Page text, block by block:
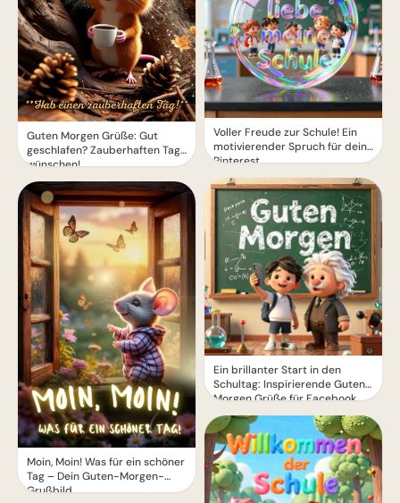
Guten Morgen Grüße: Gut
geschlafen? Zauberhaften Tag
wünschen!
Moin, Moin! Was für ein schöner
Tag – Dein Guten-Morgen-
Grußbild
Voller Freude zur Schule! Ein
motivierender Spruch für dein
Pinterest
Ein brillanter Start in den
Schultag: Inspirierende Guten
Morgen Grüße für Facebook